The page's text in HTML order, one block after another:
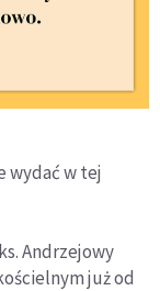
wydać w tej
Andrzejowy
już od